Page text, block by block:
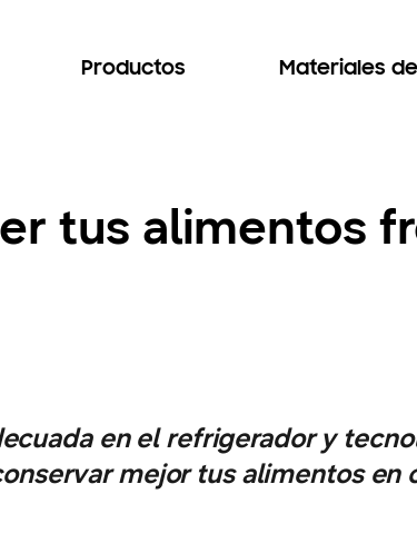
Productos Materiales
tus alimentos
en el refrigerador y
mejor tus alimentos en